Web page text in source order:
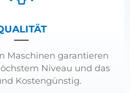
Maschinen garantieren
Niveau und das
Kostengünstig.